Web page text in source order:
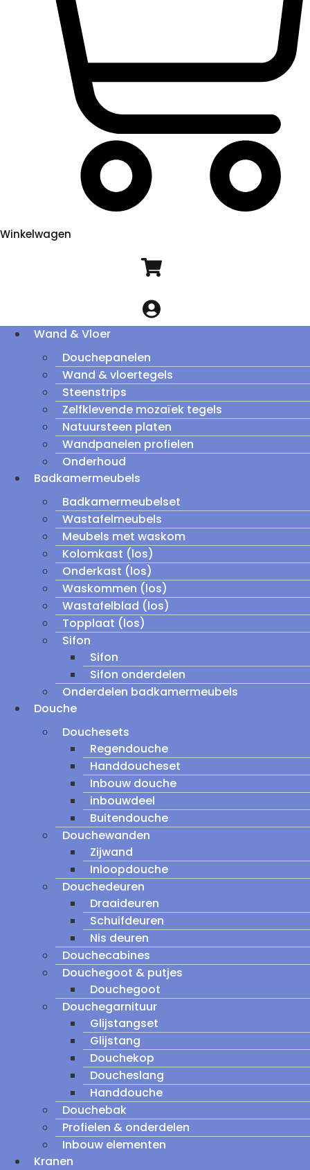
Winkelwagen
Wand & Vloer
Douchepanelen
Wand & vloertegels
Steenstrips
Zelfklevende mozaïek tegels
Natuursteen platen
Wandpanelen profielen
Onderhoud
Badkamermeubels
Badkamermeubelset
Wastafelmeubels
Meubels met waskom
Kolomkast (los)
Onderkast (los)
Waskommen (los)
Wastafelblad (los)
Topplaat (los)
Sifon
Sifon
Sifon onderdelen
Onderdelen badkamermeubels
Douche
Douchesets
Regendouche
Handdoucheset
Inbouw douche
inbouwdeel
Buitendouche
Douchewanden
Zijwand
Inloopdouche
Douchedeuren
Draaideuren
Schuifdeuren
Nis deuren
Douchecabines
Douchegoot & putjes
Douchegoot
Douchegarnituur
Glijstangset
Glijstang
Douchekop
Doucheslang
Handdouche
Douchebak
Profielen & onderdelen
Inbouw elementen
Kranen